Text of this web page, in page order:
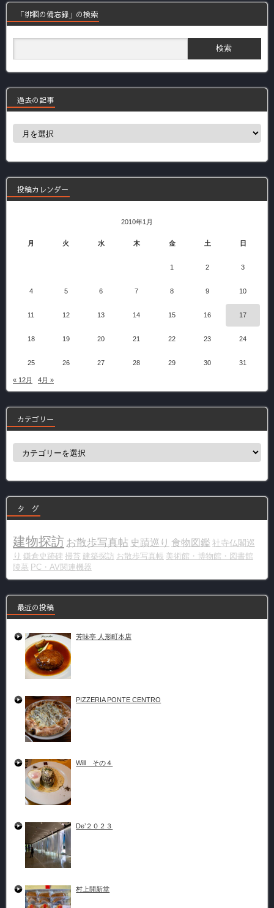
「徘徊の備忘録」の検索
過去の記事
過
事
投稿カレンダー
2010年1月
月 火 水 木 金 土 日
1 2 3
4 5 6 7 8 9 10
11 12 13 14 15 16 17
18 19 20 21 22 23 24
25 26 27 28 29 30 31
« 12月 4月 »
カテゴリー
カ
ー
タ グ
建物探訪 お散歩写真帖 史蹟巡り 食物図鑑 社寺仏閣巡
り 鎌倉史跡碑 掃苔 建築探訪 お散歩写真帳 美術館・博物館・図書館
陵墓 PC・AV関連機器
最近の投稿
芳味亭 人形町本店
PIZZERIA PONTE CENTRO
Will その４
De’２０２３
村上開新堂